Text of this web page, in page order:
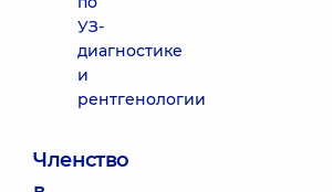
УЗ-
диагностике
и
рентгенологии
Членство